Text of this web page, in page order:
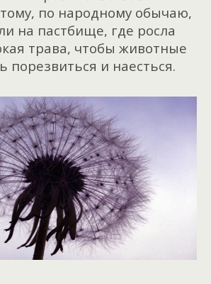
по народному обычаю,
на пастбище, где росла
трава, чтобы животные
порезвиться и наесться.